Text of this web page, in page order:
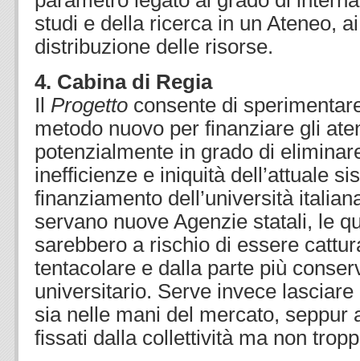
studi e della ricerca in un Ateneo,
distribuzione delle risorse.
4. Cabina di Regia
Il Progetto consente di
metodo nuovo per finanziare gli
potenzialmente in grado di
inefficienze e iniquità dell’attuale
finanziamento dell’università
servano nuove Agenzie statali, le
sarebbero a rischio di essere
tentacolare e dalla parte più
universitario. Serve invece
sia nelle mani del mercato, seppur
fissati dalla collettività ma non